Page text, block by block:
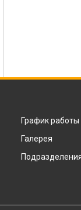
График работы
Галерея